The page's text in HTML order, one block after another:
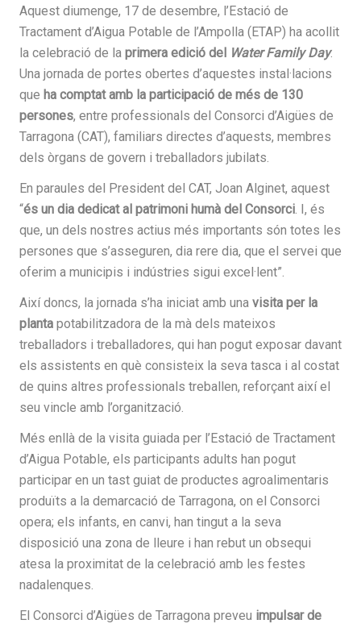
Aquest diumenge, 17 de desembre, l’Estació de
Tractament d’Aigua Potable de l’Ampolla (ETAP) ha acollit
la celebració de la primera edició del Water Family Day.
Una jornada de portes obertes d’aquestes instal·lacions
que ha comptat amb la participació de més de 130
persones, entre professionals del Consorci d’Aigües de
Tarragona (CAT), familiars directes d’aquests, membres
dels òrgans de govern i treballadors jubilats.
En paraules del President del CAT, Joan Alginet, aquest
“és un dia dedicat al patrimoni humà del Consorci. I, és
que, un dels nostres actius més importants són totes les
persones que s’asseguren, dia rere dia, que el servei que
oferim a municipis i indústries sigui excel·lent”.
Així doncs, la jornada s’ha iniciat amb una visita per la
planta potabilitzadora de la mà dels mateixos
treballadors i treballadores, qui han pogut exposar davant
els assistents en què consisteix la seva tasca i al costat
de quins altres professionals treballen, reforçant així el
seu vincle amb l’organització.
Més enllà de la visita guiada per l’Estació de Tractament
d’Aigua Potable, els participants adults han pogut
participar en un tast guiat de productes agroalimentaris
produïts a la demarcació de Tarragona, on el Consorci
opera; els infants, en canvi, han tingut a la seva
disposició una zona de lleure i han rebut un obsequi
atesa la proximitat de la celebració amb les festes
nadalenques.
El Consorci d’Aigües de Tarragona preveu impulsar de